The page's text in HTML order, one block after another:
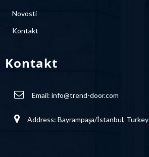
Novosti
Kontakt
Kontakt
Email: info@trend-door.com
Address: Bayrampaşa/İstanbul, Turkey